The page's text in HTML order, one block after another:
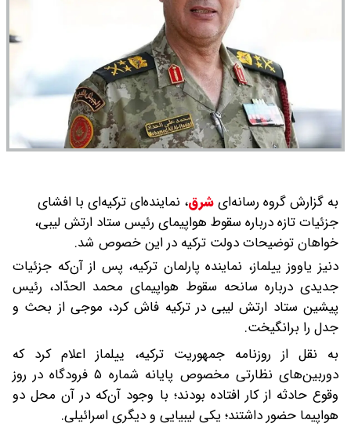
به گزارش گروه رسانه‌ایشرق، نماینده‌ای ترکیه‌ای با افشای
جزئیات تازه درباره سقوط هواپیمای رئیس ستاد ارتش لیبی،
خواهان توضیحات دولت ترکیه در این خصوص شد.
دنیز یاووز ییلماز، نماینده پارلمان ترکیه، پس از آن‌که جزئیات
جدیدی درباره سانحه سقوط هواپیمای محمد الحدّاد، رئیس
پیشین ستاد ارتش لیبی در ترکیه فاش کرد، موجی از بحث و
جدل را برانگیخت.
به‌ نقل از روزنامه جمهوریت ترکیه، ییلماز اعلام کرد که
دوربین‌های نظارتی مخصوص پایانه شماره ۵ فرودگاه در روز
وقوع حادثه از کار افتاده بودند؛ با وجود آن‌که در آن محل دو
هواپیما حضور داشتند؛ یکی لیبیایی و دیگری اسرائیلی.